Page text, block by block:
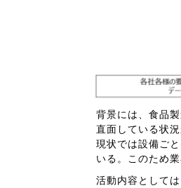
背景には、食品
直面している状況
現状では設備ご
いる。このため
活動内容として